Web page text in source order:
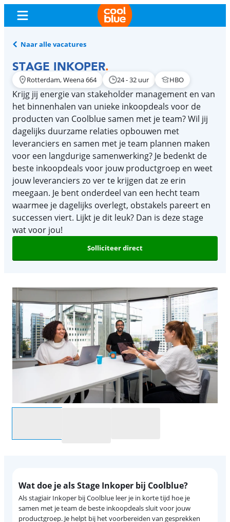
Naar alle vacatures
STAGE INKOPER.
Rotterdam, Weena 664 24 - 32 uur HBO
Krijg jij energie van stakeholder management en van
het binnenhalen van unieke inkoopdeals voor de
producten van Coolblue samen met je team? Wil jij
dagelijks duurzame relaties opbouwen met
leveranciers en samen met je team plannen maken
voor een langdurige samenwerking? Je bedenkt de
beste inkoopdeals voor jouw productgroep en weet
jouw leveranciers zo ver te krijgen dat ze erin
meegaan. Je bent onderdeel van een hecht team
waarmee je dagelijks overlegt, obstakels pareert en
successen viert. Lijkt je dit leuk? Dan is deze stage
wat voor jou!
Solliciteer direct
Wat doe je als Stage Inkoper bij Coolblue?
Als stagiair Inkoper bij Coolblue leer je in korte tijd hoe je
samen met je team de beste inkoopdeals sluit voor jouw
productgroep. Je helpt bij het voorbereiden van gesprekken